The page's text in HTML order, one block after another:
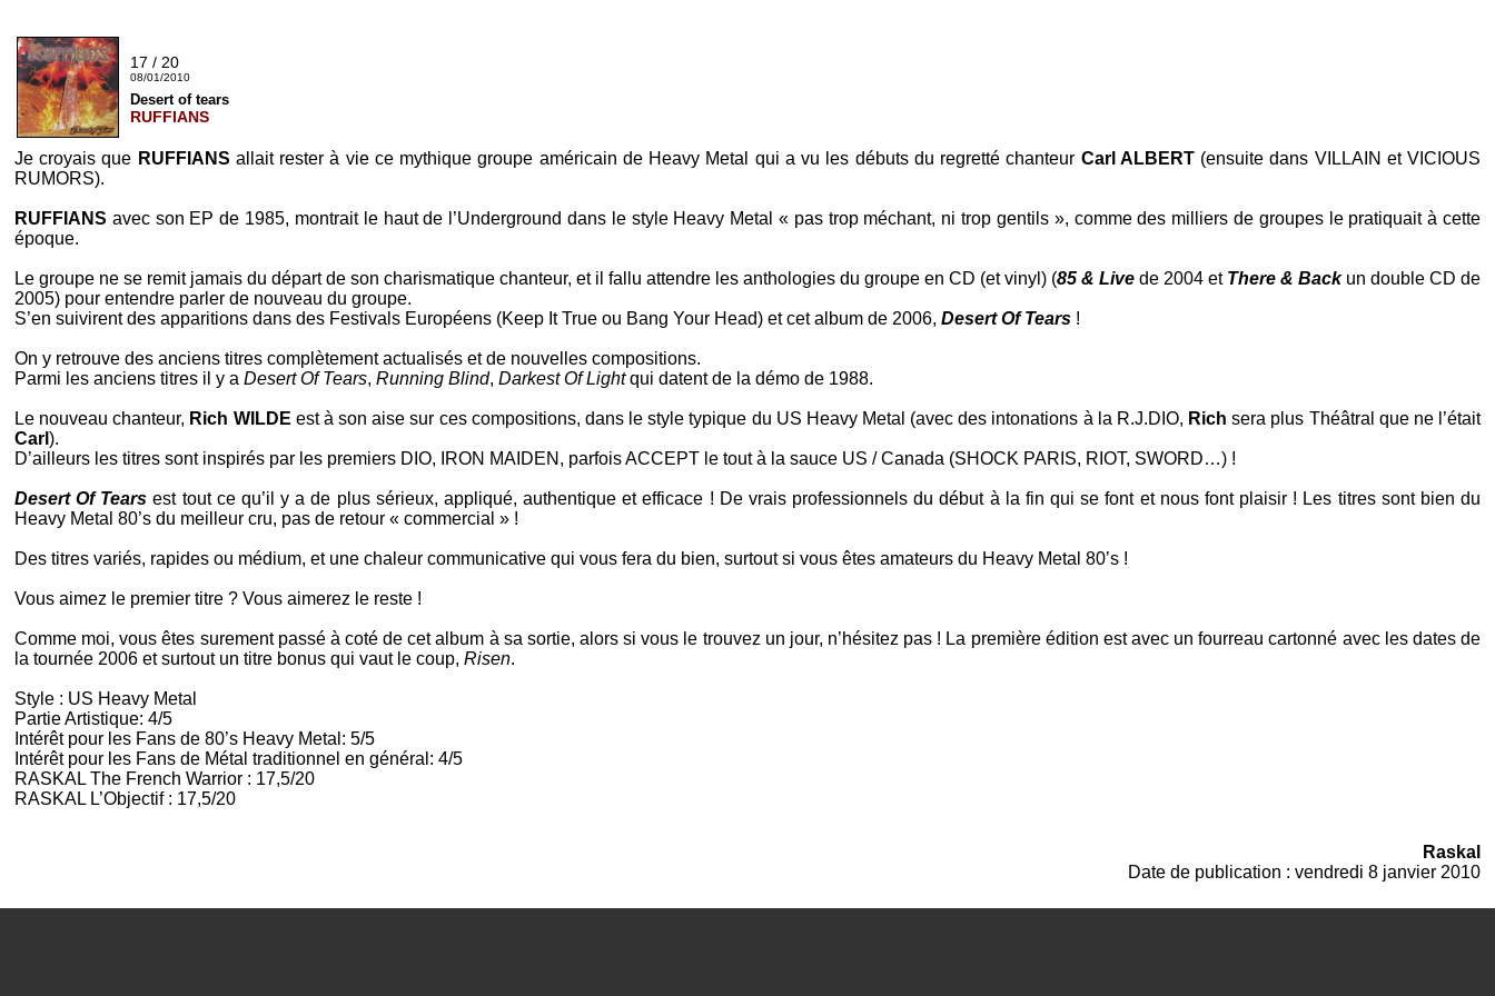
17 / 20
08/01/2010
Desert of tears
RUFFIANS
Je croyais que RUFFIANS allait rester à vie ce mythique groupe américain de Heavy Metal qui a vu les débuts du regretté chanteur Carl ALBERT(ensuite dans VILLAIN etVICIOUS
RUMORS).
RUFFIANS avec son EP de 1985, montrait le haut de l’Underground dans le style Heavy Metal « pas trop méchant, ni trop gentils », comme des milliers de groupes le pratiquait à cette
époque.
Le groupe ne se remit jamais du départ de son charismatique chanteur, et il fallu attendre les anthologies du groupe en CD (et vinyl) (85 & Live de 2004 et There & Backun double CD de
2005) pour entendre parler de nouveau du groupe.
S’en suivirent des apparitions dans des Festivals Européens (Keep It True ou Bang Your Head) et cet album de 2006, Desert Of Tears !
On y retrouve des anciens titres complètement actualisés et de nouvelles compositions.
Parmi les anciens titres il y a Desert Of Tears, Running Blind, Darkest Of Lightqui datent de la démo de 1988.
Le nouveau chanteur, Rich WILDE est à son aise sur ces compositions, dans le style typique du US Heavy Metal (avec des intonations à la R.J.DIO, Rich sera plus Théâtral que ne l’était
Carl ).
D’ailleurs les titres sont inspirés par les premiers DIO, IRON MAIDEN , parfoisACCEPT le tout à la sauce US / Canada (SHOCK PARIS, RIOT, SWORD…) !
Desert Of Tears est tout ce qu’il y a de plus sérieux, appliqué, authentique et efficace ! De vrais professionnels du début à la fin qui se font et nous font plaisir ! Les titres sont bien du
Heavy Metal 80’s du meilleur cru, pas de retour « commercial » !
Des titres variés, rapides ou médium, et une chaleur communicative qui vous fera du bien, surtout si vous êtes amateurs du Heavy Metal 80’s !
Vous aimez le premier titre ? Vous aimerez le reste !
Comme moi, vous êtes surement passé à coté de cet album à sa sortie, alors si vous le trouvez un jour, n’hésitez pas ! La première édition est avec un fourreau cartonné avec les dates de
la tournée 2006 et surtout un titre bonus qui vaut le coup, Risen.
Style : US Heavy Metal
Partie Artistique: 4/5
Intérêt pour les Fans de 80’s Heavy Metal : 5/5
Intérêt pour les Fans de Métal traditionnel en général: 4/5
RASKAL The French Warrior : 17,5/20
RASKAL L’Objectif : 17,5/20
Raskal
Date de publication : vendredi 8 janvier 2010